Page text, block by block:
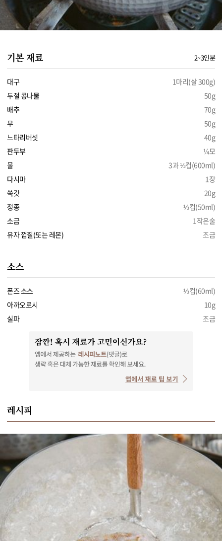
기본 재료 2~3인분
대구
1마리(살 300g)
두절 콩나물
50g
배추
70g
무
50g
느타리버섯
40g
판두부
¼모
물
3과 ⅓컵(600ml)
다시마
1장
쑥갓
20g
정종
⅓컵(50ml)
소금
1작은술
유자 껍질(또는 레몬)
조금
소스
폰즈 소스
⅓컵(60ml)
아까오로시
10g
실파
조금
레시피